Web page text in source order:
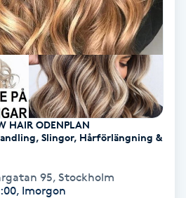
HAIR ODENPLAN
Slingor, Hårförlängning &
95, Stockholm
Imorgon